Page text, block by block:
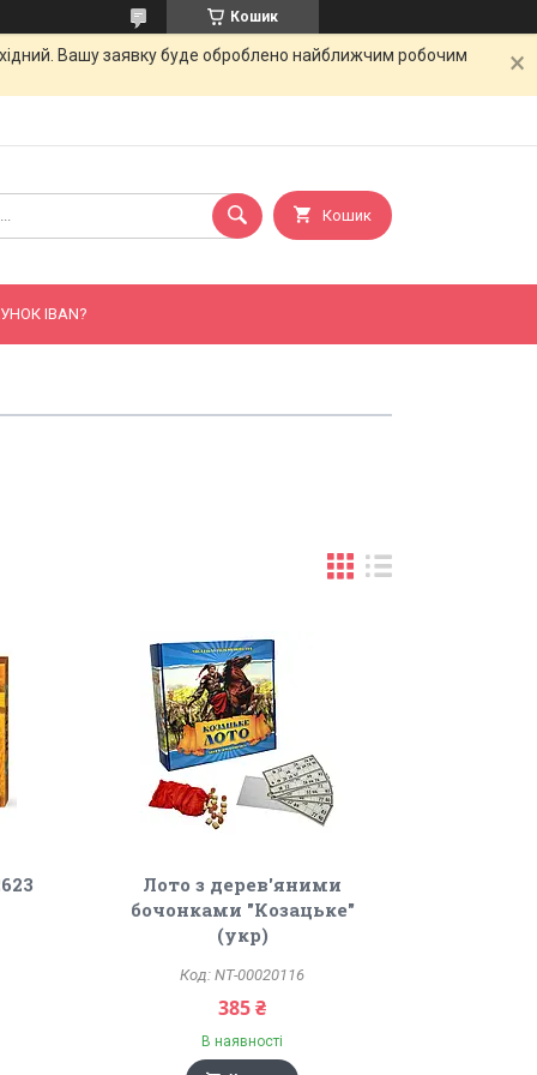
Кошик
Вашу заявку буде оброблено найближчим робочим
Кошик
IBAN?
Лото з дерев'яними
бочонками "Козацьке"
(укр)
NT-00020116
385 ₴
В наявності